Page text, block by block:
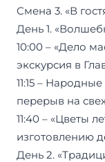
Смена 3. «В
День 1.
10:00 – «Дело
экскурсия в
11:15 –
перерыв на
11:40 – «Цветы
изготовлению
День 2.